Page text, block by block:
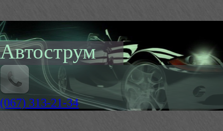
Автострум
(067) 313-21-34